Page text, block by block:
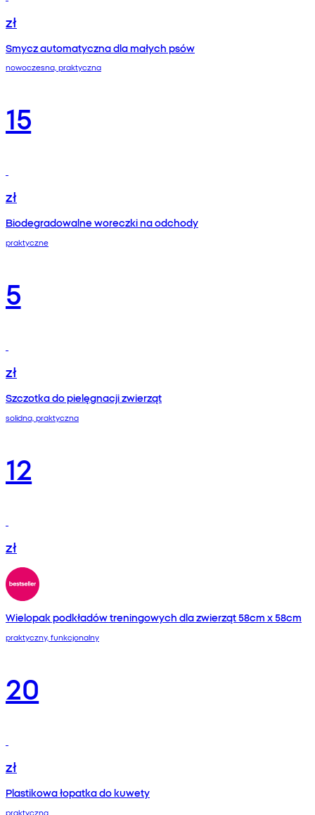
zł
Smycz automatyczna dla małych psów
nowoczesna, praktyczna
15
zł
Biodegradowalne woreczki na odchody
praktyczne
5
zł
Szczotka do pielęgnacji zwierząt
solidna, praktyczna
12
zł
Wielopak podkładów treningowych dla zwierząt 58cm x 58cm
praktyczny, funkcjonalny
20
zł
Plastikowa łopatka do kuwety
praktyczna